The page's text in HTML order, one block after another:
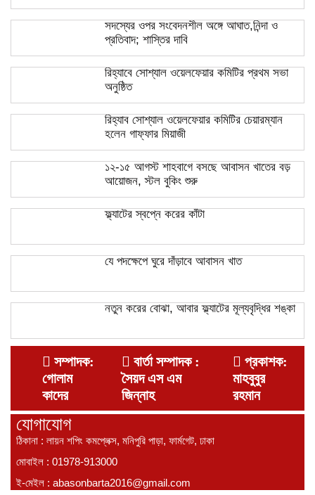
সদস্যের ওপর সংবেদনশীল অঙ্গে আঘাত,নিন্দা ও
প্রতিবাদ; শাস্তির দাবি
রিহ্যাবে সোশ্যাল ওয়েলফেয়ার কমিটির প্রথম সভা
অনুষ্ঠিত
রিহ্যাব সোশ্যাল ওয়েলফেয়ার কমিটির চেয়ারম্যান
হলেন গাফ্ফার মিয়াজী
১২-১৫ আগস্ট শাহবাগে বসছে আবাসন খাতের বড়
আয়োজন, স্টল বুকিং শুরু
ফ্ল্যাটের স্বপ্নে করের কাঁটা
যে পদক্ষেপে ঘুরে দাঁড়াবে আবাসন খাত
নতুন করের বোঝা, আবার ফ্ল্যাটের মূল্যবৃদ্ধির শঙ্কা
সম্পাদক:
গোলাম
কাদের
বার্তা সম্পাদক :
সৈয়দ এস এম
জিন্নাহ
প্রকাশক:
মাহবুবুর
রহমান
যোগাযোগ
ঠিকানা : লায়ন শপিং কমপ্লেক্স, মনিপুরি পাড়া, ফার্মগেট, ঢাকা
মোবাইল : 01978-913000
ই-মেইল : abasonbarta2016@gmail.com